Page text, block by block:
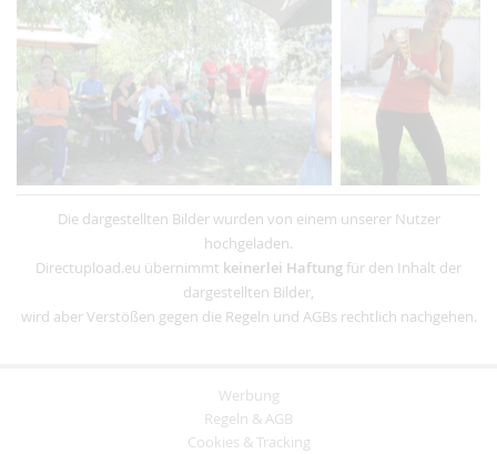
Die dargestellten Bilder wurden von einem unserer Nutzer
hochgeladen.
Directupload.eu übernimmt keinerlei Haftung für den Inhalt der
dargestellten Bilder,
wird aber Verstößen gegen die Regeln und AGBs rechtlich nachgehen.
Werbung
Regeln & AGB
Cookies & Tracking